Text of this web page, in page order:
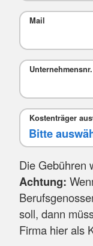
Mail
Unternehmensnr.
Kostenträger
Die Gebühren
Achtung:
soll, dann
Firma hier als